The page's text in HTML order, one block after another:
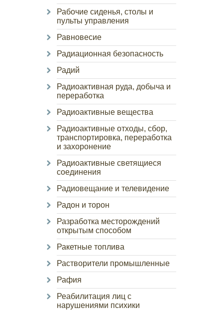
Рабочие сиденья, столы и
пульты управления
Равновесие
Радиационная безопасность
Радий
Радиоактивная руда, добыча и
переработка
Радиоактивные вещества
Радиоактивные отходы, сбор,
транспортировка, переработка
и захоронение
Радиоактивные светящиеся
соединения
Радиовещание и телевидение
Радон и торон
Разработка месторождений
открытым способом
Ракетные топлива
Растворители промышленные
Рафия
Реабилитация лиц с
нарушениями психики